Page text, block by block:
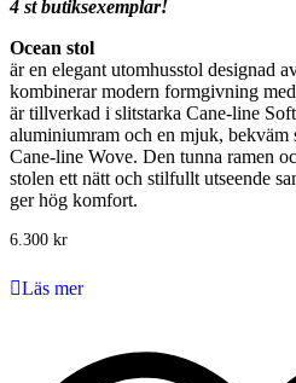
4 st butiksexemplar!
Ocean stol
är en elegant utomhusstol designad
kombinerar modern formgivning
är tillverkad i slitstarka Cane-line
aluminiumram och en mjuk, bekväm
Cane-line Wove. Den tunna ramen
stolen ett nätt och stilfullt utseende
ger hög komfort.
6.300 kr
Läs mer